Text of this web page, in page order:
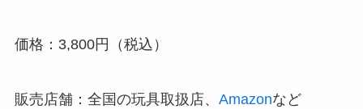
価格：3,800円（税込）
販売店舗：全国の玩具取扱店、 Amazonなど